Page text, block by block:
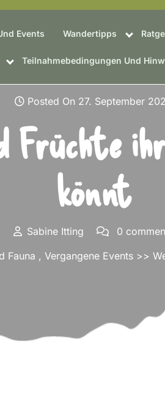
Events Wandertipps
Teilnahmebedingungen Und
Posted On 27. September
Früchte
könnt
Sabine Itting
0
Fauna , Vergangene Events>>